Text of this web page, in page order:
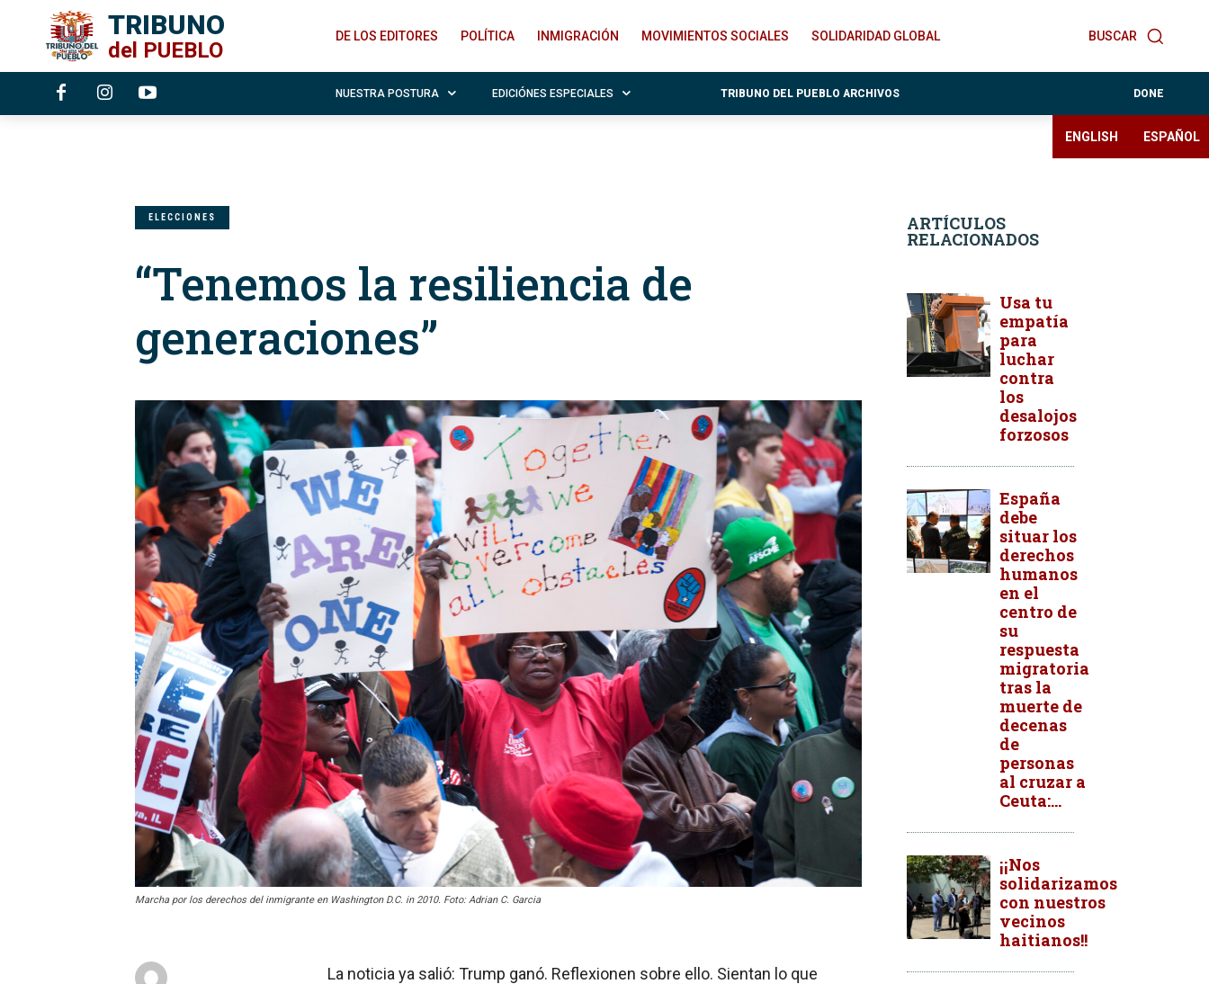
TRIBUNO
del PUEBLO
BUSCAR
DE LOS EDITORES POLÍTICA INMIGRACIÓN MOVIMIENTOS SOCIALES SOLIDARIDAD GLOBAL
NUESTRA POSTURA EDICIÓNES ESPECIALES TRIBUNO DEL PUEBLO ARCHIVOS DONE
ENGLISH ESPAÑOL
ELECCIONES
“Tenemos la resiliencia de
generaciones”
Marcha por los derechos del inmigrante en Washington D.C. in 2010. Foto: Adrian C. Garcia
La noticia ya salió: Trump ganó. Reflexionen sobre ello. Sientan lo que
ARTÍCULOS
RELACIONADOS
Usa tu
empatía
para
luchar
contra
los
desalojos
forzosos
España
debe
situar los
derechos
humanos
en el
centro de
su
respuesta
migratoria
tras la
muerte de
decenas
de
personas
al cruzar a
Ceuta:...
¡¡Nos
solidarizamos
con nuestros
vecinos
haitianos!!